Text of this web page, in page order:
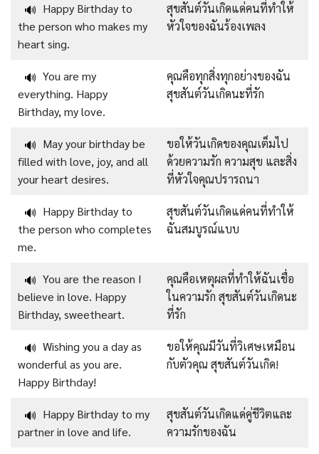
🔊 Happy Birthday to
the person who makes my
heart sing.
สุขสันต์วันเกิดแด่คนที่ทำให้
หัวใจของฉันร้องเพลง
🔊 You are my
everything. Happy
Birthday, my love.
คุณคือทุกสิ่งทุกอย่างของฉัน
สุขสันต์วันเกิดนะที่รัก
🔊 May your birthday be
filled with love, joy, and all
your heart desires.
ขอให้วันเกิดของคุณเต็มไป
ด้วยความรัก ความสุข และสิ่ง
ที่หัวใจคุณปรารถนา
🔊 Happy Birthday to
the person who completes
me.
สุขสันต์วันเกิดแด่คนที่ทำให้
ฉันสมบูรณ์แบบ
🔊 You are the reason I
believe in love. Happy
Birthday, sweetheart.
คุณคือเหตุผลที่ทำให้ฉันเชื่อ
ในความรัก สุขสันต์วันเกิดนะ
ที่รัก
🔊 Wishing you a day as
wonderful as you are.
Happy Birthday!
ขอให้คุณมีวันที่วิเศษเหมือน
กับตัวคุณ สุขสันต์วันเกิด!
🔊 Happy Birthday to my
partner in love and life.
สุขสันต์วันเกิดแด่คู่ชีวิตและ
ความรักของฉัน